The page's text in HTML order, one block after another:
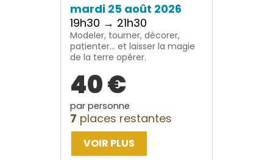
mardi 25 août 2026
19h30 → 21h30
Modeler, tourner, décorer,
patienter… et laisser la magie
de la terre opérer.
40 €
par personne
7 places restantes
VOIR PLUS